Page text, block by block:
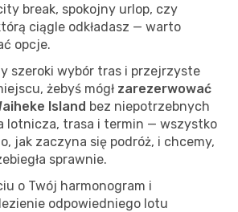
break, spokojny urlop, czy
ciągle odkładasz — warto
opcje.
szeroki wybór tras i przejrzyste
żebyś mógł zarezerwować
Island bez niepotrzebnych
lotnicza, trasa i termin — wszystko
jak zaczyna się podróż, i chcemy,
sprawnie.
o Twój harmonogram i
odpowiedniego lotu